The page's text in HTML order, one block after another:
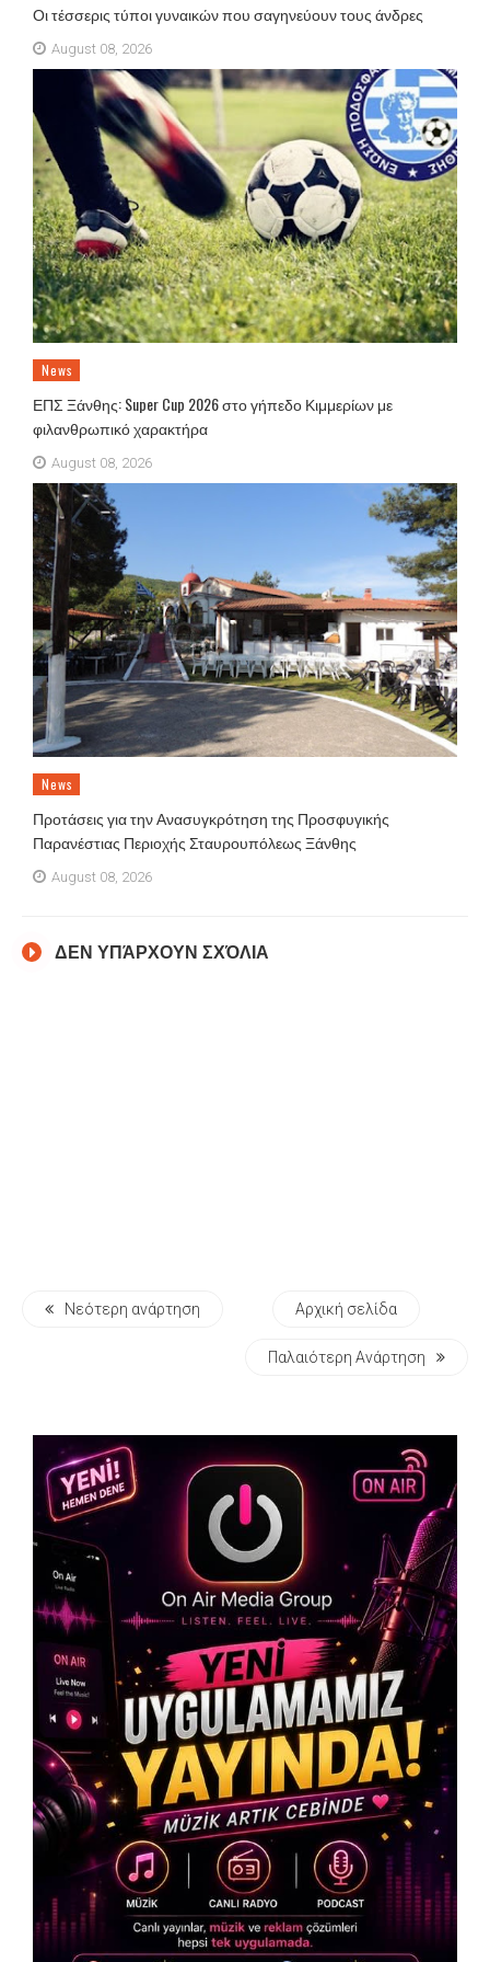
Οι τέσσερις τύποι γυναικών που σαγηνεύουν τους άνδρες
August 08, 2026
News
ΕΠΣ Ξάνθης: Super Cup 2026 στο γήπεδο Κιμμερίων με
φιλανθρωπικό χαρακτήρα
August 08, 2026
News
Προτάσεις για την Ανασυγκρότηση της Προσφυγικής
Παρανέστιας Περιοχής Σταυρουπόλεως Ξάνθης
August 08, 2026
ΔΕΝ ΥΠΆΡΧΟΥΝ ΣΧΌΛΙΑ
Νεότερη ανάρτηση Αρχική σελίδα
Παλαιότερη Ανάρτηση